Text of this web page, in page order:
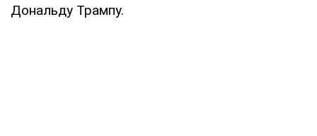
Дональду Трампу.